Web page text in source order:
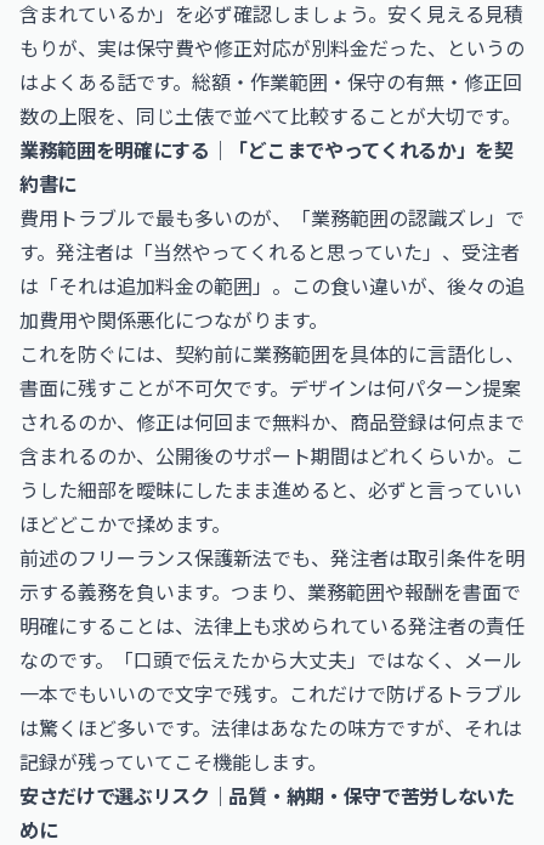
含まれているか」を必ず確認しましょう。安く見える見積
もりが、実は保守費や修正対応が別料金だった、というの
はよくある話です。総額・作業範囲・保守の有無・修正回
数の上限を、同じ土俵で並べて比較することが大切です。
業務範囲を明確にする｜「どこまでやってくれるか」を契
約書に
費用トラブルで最も多いのが、「業務範囲の認識ズレ」で
す。発注者は「当然やってくれると思っていた」、受注者
は「それは追加料金の範囲」。この食い違いが、後々の追
加費用や関係悪化につながります。
これを防ぐには、契約前に業務範囲を具体的に言語化し、
書面に残すことが不可欠です。デザインは何パターン提案
されるのか、修正は何回まで無料か、商品登録は何点まで
含まれるのか、公開後のサポート期間はどれくらいか。こ
うした細部を曖昧にしたまま進めると、必ずと言っていい
ほどどこかで揉めます。
前述のフリーランス保護新法でも、発注者は取引条件を明
示する義務を負います。つまり、業務範囲や報酬を書面で
明確にすることは、法律上も求められている発注者の責任
なのです。「口頭で伝えたから大丈夫」ではなく、メール
一本でもいいので文字で残す。これだけで防げるトラブル
は驚くほど多いです。法律はあなたの味方ですが、それは
記録が残っていてこそ機能します。
安さだけで選ぶリスク｜品質・納期・保守で苦労しないた
めに